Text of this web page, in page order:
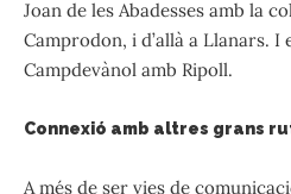
Joan de les Abadesses amb la
Camprodon, i d’allà a Llanars.
Campdevànol amb Ripoll.
Connexió amb altres grans
A més de ser vies de